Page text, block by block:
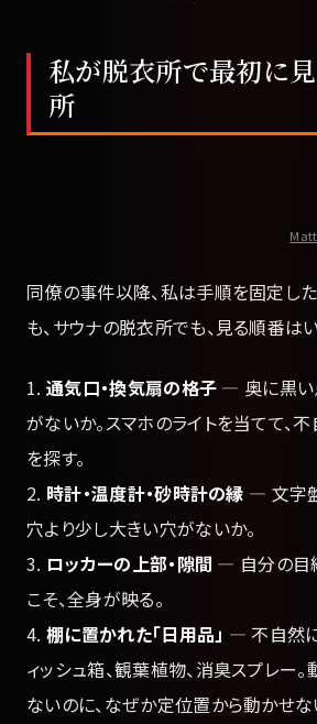
私が脱衣所で最初に
所
同僚の事件以降、私は手順を固定した
も、サウナの脱衣所でも、見る順番は
1. 通気口・換気扇の格子 — 奥に黒い
がないか。スマホのライトを当てて、
を探す。
2. 時計・温度計・砂時計の縁 — 文字
穴より少し大きい穴がないか。
3. ロッカーの上部・隙間 — 自分の目
こそ、全身が映る。
4. 棚に置かれた「日用品」 — 不自然
ィッシュ箱、観葉植物、消臭スプレー
ないのに、なぜか定位置から動かせな